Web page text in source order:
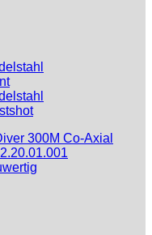
300M Co-Axial